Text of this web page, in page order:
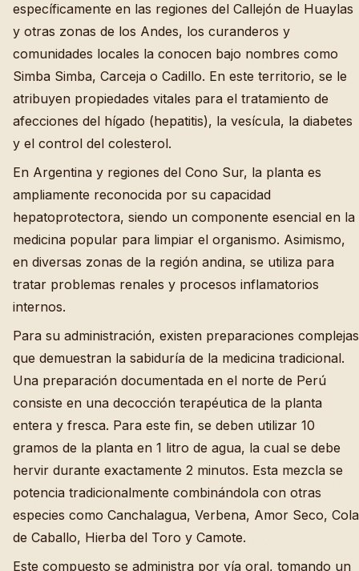
específicamente en las regiones del Callejón de Huaylas
y otras zonas de los Andes, los curanderos y
comunidades locales la conocen bajo nombres como
Simba Simba, Carceja o Cadillo. En este territorio, se le
atribuyen propiedades vitales para el tratamiento de
afecciones del hígado (hepatitis), la vesícula, la diabetes
y el control del colesterol.
En Argentina y regiones del Cono Sur, la planta es
ampliamente reconocida por su capacidad
hepatoprotectora, siendo un componente esencial en la
medicina popular para limpiar el organismo. Asimismo,
en diversas zonas de la región andina, se utiliza para
tratar problemas renales y procesos inflamatorios
internos.
Para su administración, existen preparaciones complejas
que demuestran la sabiduría de la medicina tradicional.
Una preparación documentada en el norte de Perú
consiste en una decocción terapéutica de la planta
entera y fresca. Para este fin, se deben utilizar 10
gramos de la planta en 1 litro de agua, la cual se debe
hervir durante exactamente 2 minutos. Esta mezcla se
potencia tradicionalmente combinándola con otras
especies como Canchalagua, Verbena, Amor Seco, Cola
de Caballo, Hierba del Toro y Camote.
Este compuesto se administra por vía oral, tomando un